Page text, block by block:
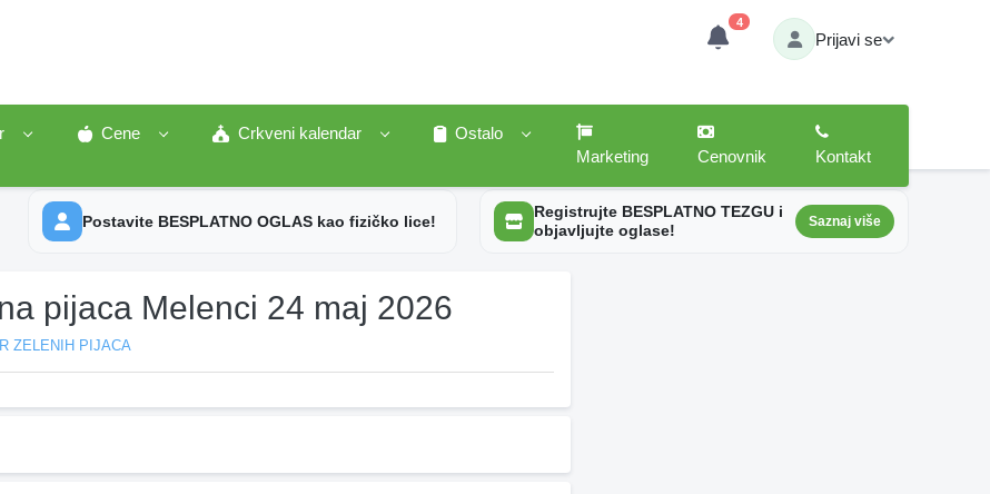
4
Prijavi se
Cene Crkveni kalendar
Ostalo
Marketing
Cenovnik Kontakt
Postavite BESPLATNO OGLAS kao fizičko lice!
Registrujte BESPLATNO TEZGU i
objavljujte oglase!
Saznaj više
pijaca Melenci 24 maj 2026
ZELENIH PIJACA